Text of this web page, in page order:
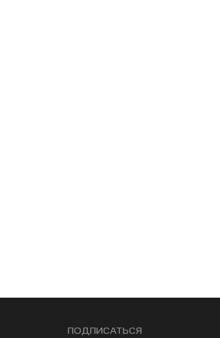
ПОДПИСАТЬСЯ